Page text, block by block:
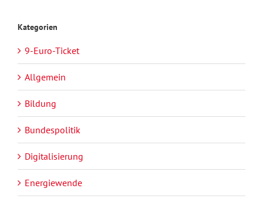
Kategorien
9-Euro-Ticket
Allgemein
Bildung
Bundespolitik
Digitalisierung
Energiewende